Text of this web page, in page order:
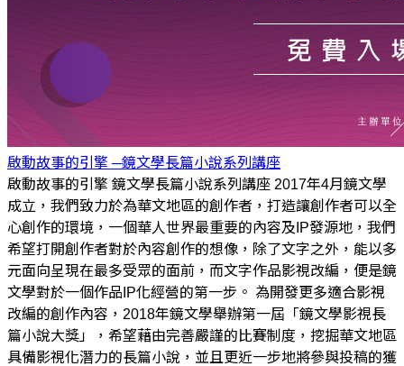
啟動故事的引擎 ─鏡文學長篇小說系列講座
啟動故事的引擎 鏡文學長篇小說系列講座 2017年4月鏡文學
成立，我們致力於為華文地區的創作者，打造讓創作者可以全
心創作的環境，一個華人世界最重要的內容及IP發源地，我們
希望打開創作者對於內容創作的想像，除了文字之外，能以多
元面向呈現在最多受眾的面前，而文字作品影視改編，便是鏡
文學對於一個作品IP化經營的第一步。 為開發更多適合影視
改編的創作內容，2018年鏡文學舉辦第一屆「鏡文學影視長
篇小說大獎」，希望藉由完善嚴謹的比賽制度，挖掘華文地區
具備影視化潛力的長篇小說，並且更近一步地將參與投稿的獲